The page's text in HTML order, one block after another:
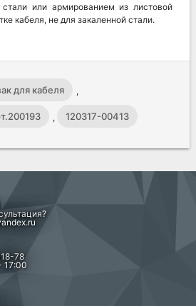
или армированием из листовой
кабеля, не для закаленной стали.
для кабеля ,
, 120317-00413
78
17:00